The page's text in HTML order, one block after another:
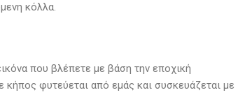
κόλλα.
που βλέπετε με βάση την εποχική
κήπος φυτεύεται από εμάς και συσκευάζεται με